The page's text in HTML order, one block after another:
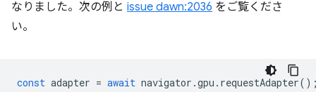
なりました。次の例と issue dawn:2036 をご覧くださ
い。
const adapter = await navigator .gpu . requestAdapter